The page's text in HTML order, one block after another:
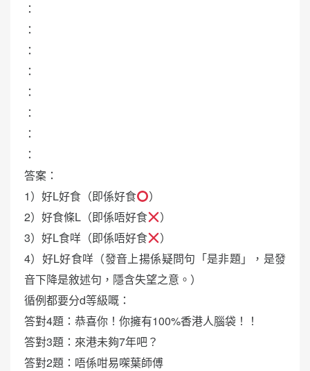
：
：
：
：
：
：
：
：
答案：
1）好L好食（即係好食
）
2）好食條L（即係唔好食
）
3）好L食咩（即係唔好食
）
4）好L好食咩（發音上揚係疑問句「是非題」，是發
音下降是敘述句，隱含失望之意。）
循例都要分d等級嘅：
答對4題：恭喜你！你擁有100%香港人腦袋！！
答對3題：來港未夠7年吧？
答對2題：唔係咁易㗎葉師傅